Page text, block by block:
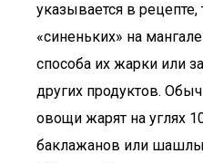
указывается в
«синеньких» на
способа их жарки или
других продуктов.
овощи жарят на углях
баклажанов или